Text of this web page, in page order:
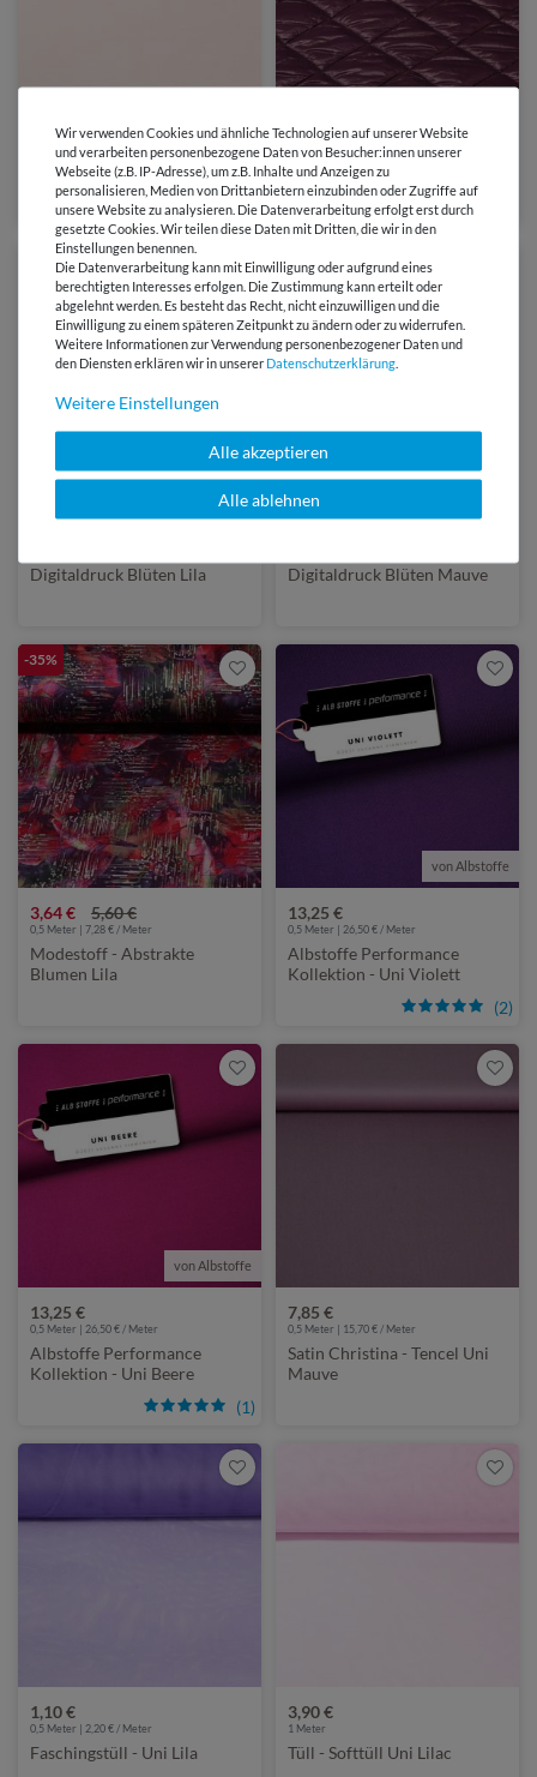
0,5 Meter | 10,08 € / Meter
Baumwoll Popeline - Stretch
Streifen Beige Längselastisch
0,5 Meter | 19,90 € / Meter
Gesteppter Jackenstoff -
Rauten Aubergine 65mm
Wattiert
-35%
5,40 €
Digitaldruck Blüten Lila
-35%
5,40 €
Digitaldruck Blüten Mauve
-35%
3,64 € 5,60 €
0,5 Meter | 7,28 € / Meter
Modestoff - Abstrakte
Blumen Lila
von Albstoffe
13,25 €
(2)
0,5 Meter | 26,50 € / Meter
Albstoffe Performance
Kollektion - Uni Violett
von Albstoffe
13,25 €
(1)
0,5 Meter | 26,50 € / Meter
Albstoffe Performance
Kollektion - Uni Beere
7,85 €
0,5 Meter | 15,70 € / Meter
Satin Christina - Tencel Uni
Mauve
1,10 €
0,5 Meter | 2,20 € / Meter
Faschingstüll - Uni Lila
3,90 €
1 Meter
Tüll - Softtüll Uni Lilac
Wir verwenden Cookies und ähnliche Technologien auf unserer Website
und verarbeiten personenbezogene Daten von Besucher:innen unserer
Webseite (z.B. IP-Adresse), um z.B. Inhalte und Anzeigen zu
personalisieren, Medien von Drittanbietern einzubinden oder Zugriffe auf
unsere Website zu analysieren. Die Datenverarbeitung erfolgt erst durch
gesetzte Cookies. Wir teilen diese Daten mit Dritten, die wir in den
Einstellungen benennen.
Die Datenverarbeitung kann mit Einwilligung oder aufgrund eines
berechtigten Interesses erfolgen. Die Zustimmung kann erteilt oder
abgelehnt werden. Es besteht das Recht, nicht einzuwilligen und die
Einwilligung zu einem späteren Zeitpunkt zu ändern oder zu widerrufen.
Weitere Informationen zur Verwendung personenbezogener Daten und
den Diensten erklären wir in unserer Daten­schutz­erklärung
Weitere Einstellungen
Alle akzeptieren
Alle ablehnen